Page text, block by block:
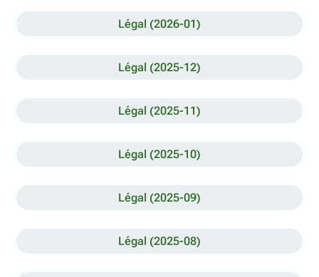
Légal (2026-01)
Légal (2025-12)
Légal (2025-11)
Légal (2025-10)
Légal (2025-09)
Légal (2025-08)